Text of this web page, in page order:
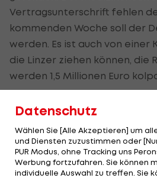
Vertragsunterschrift fehlen
kommenden Woche soll der
werden. Es ist auch von einer
die Linzer ziehen können, die
werden 1,5 Millionen Euro
Erfahrung in der
Der 17-fache kroatische
in der Vergangenheit als
"Sportske novosti" berichtet,
Datenschutz
Wählen Sie [Alle Akzeptieren] um
und Diensten zuzustimmen oder
PUR Modus, ohne Tracking uns
Werbung fortzufahren. Sie können
individuelle Auswahl zu treffen. Sie